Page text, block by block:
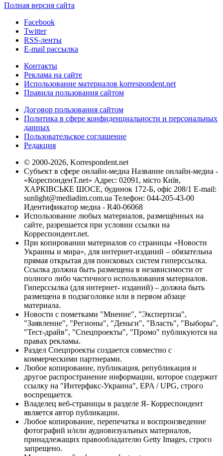
Полная версия сайта
Facebook
Twitter
RSS-ленты
E-mail рассылка
Контакты
Реклама на сайте
Использование материалов korrespondent.net
Правила пользования сайтом
Договор пользования сайтом
Политика в сфере конфиденциальности и персональных
данных
Пользовательское соглашение
Редакция
© 2000-2026, Korrespondent.net
Субъект в сфере онлайн-медиа Название онлайн-медиа -
«КореспонденТ.net» Адрес: 02091, місто Київ,
ХАРКІВСЬКЕ ШОСЕ, будинок 172-Б, офіс 208/1 E-mail:
sunlight@mediadim.com.ua Телефон: 044-205-43-00
Идентификатор медиа - R40-06068
Использование любых материалов, размещённых на
сайте, разрешается при условии ссылки на
Корреспондент.net.
При копировании материалов со страницы «Новости
Украины и мира», для интернет-изданий – обязательна
прямая открытая для поисковых систем гиперссылка.
Ссылка должна быть размещена в независимости от
полного либо частичного использования материалов.
Гиперссылка (для интернет- изданий) – должна быть
размещена в подзаголовке или в первом абзаце
материала.
Новости с пометками "Мнение", "Экспертиза",
"Заявление", "Регионы", "Деньги", "Власть", "Выборы",
"Тест-драйв", "Спецпроекты", "Промо" публикуются на
правах рекламы.
Раздел Спецпроекты создается совместно с
коммерческими партнерами.
Любое копирование, публикация, републикация и
другое распространение информации, которое содержит
ссылку на "Интерфакс-Украина", EPA / UPG, строго
воспрещается.
Владелец веб-страницы в разделе Я- Корреспондент
является автор публикации.
Любое копирование, перепечатка и воспроизведение
фотографий и/или аудиовизуальных материалов,
принадлежащих правообладателю Getty Images, строго
запрещено.